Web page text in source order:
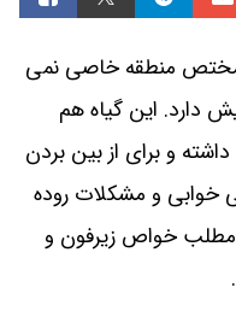
مختص منطقه خاصی نمی
دارد. این گیاه هم
و برای از بین بردن
خوابی و مشکلات روده
مطلب خواص زیرفون و